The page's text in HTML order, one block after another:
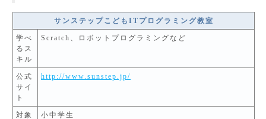
サンステップこどもITプログラミング教室
学べ
るス
キル
Scratch、ロボットプログラミングなど
公式
サイ
ト
http://www.sunstep.jp/
対象
小中学生